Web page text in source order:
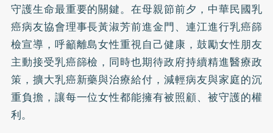
守護生命最重要的關鍵。在母親節前夕，中華民國乳
癌病友協會理事長黃淑芳前進金門、連江進行乳癌篩
檢宣導，呼籲離島女性重視自己健康，鼓勵女性朋友
主動接受乳癌篩檢，同時也期待政府持續精進醫療政
策，擴大乳癌新藥與治療給付，減輕病友與家庭的沉
重負擔，讓每一位女性都能擁有被照顧、被守護的權
利。